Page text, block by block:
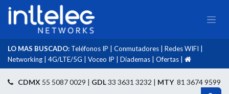
LO MAS BUSCADO: Teléfonos IP Conmutadores Redes WIFI
Networking
4G/LTE/5G Voceo IP Diademas Ofertas
CDMX 55 5087 0029 | GDL33 3631 3232 | MTY81 3674 9599